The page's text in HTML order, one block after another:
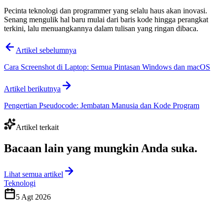
Pecinta teknologi dan programmer yang selalu haus akan inovasi.
Senang mengulik hal baru mulai dari baris kode hingga perangkat
terkini, lalu menuangkannya dalam tulisan yang ringan dibaca.
Artikel sebelumnya
Cara Screenshot di Laptop: Semua Pintasan Windows dan macOS
Artikel berikutnya
Pengertian Pseudocode: Jembatan Manusia dan Kode Program
Artikel terkait
Bacaan lain yang mungkin Anda suka.
Lihat semua artikel
Teknologi
5 Agt 2026